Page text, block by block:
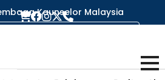
Kaunselor Malaysia